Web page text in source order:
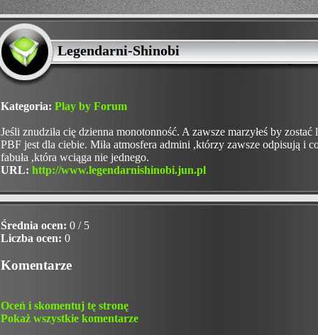
Legendarni-Shinobi
Kategoria: Play by Forum
Jeśli znudziła cię dzienna monotonność. A zawsze marzyłeś by
PBF jest dla ciebie. Miła atmosfera admini ,którzy zawsze odpisują i
fabuła ,która wciąga nie jednego.
URL: http://www.legendarnishinobi.jun.pl
Średnia ocen: 0 / 5
Liczba ocen: 0
Komentarze
Oceń i skomentuj tę stronę
Pokaż wszystkie komentarze